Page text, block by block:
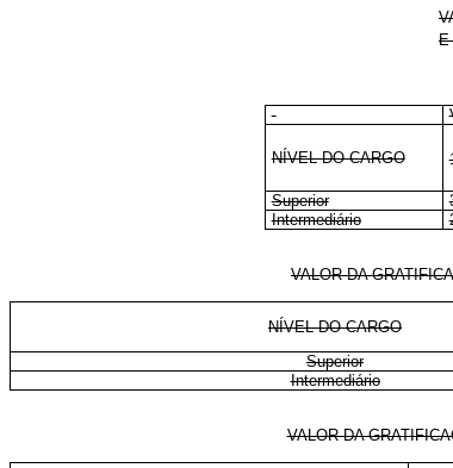
E
NÍVEL DO CARGO
Superior
Intermediário
VALOR DA
NÍVEL DO CARGO
Superior
Intermediário
VALOR DA